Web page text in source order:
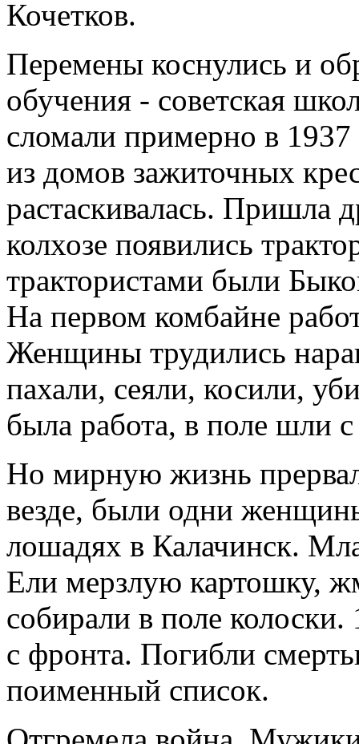
Кочетков.
Перемены коснулись и
обучения - советская
сломали примерно в
из домов зажиточных
растаскивалась. Пришла
колхозе появились
трактористами были
На первом комбайне
Женщины трудились
пахали, сеяли, косили,
была работа, в поле шли
Но мирную жизнь
везде, были одни
лошадях в Калачинск.
Ели мерзлую картошку,
собирали в поле колоски.
с фронта. Погибли
поименный список.